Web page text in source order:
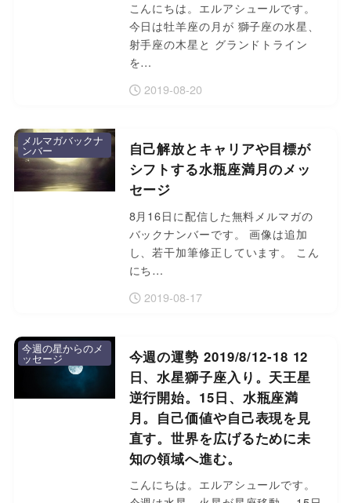
こんにちは。エルアシュールです。
今日は牡羊座の月が 獅子座の水星、
射手座の木星と グランドトライン
を…
2019-08-20
自己解放とキャリアや目標が
シフトする水瓶座満月のメッ
セージ
8月16日に配信した無料メルマガの
バックナンバーです。 画像は追加
し、若干加筆修正しています。 こん
にち…
2019-08-17
メルマガバックナ
ンバー
今週の運勢 2019/8/12-18 12
日、水星獅子座入り。天王星
逆行開始。15日、水瓶座満
月。自己価値や自己表現を見
直す。世界を広げるために未
知の領域へ進む。
こんにちは。エルアシュールです。
今週の星からのメ
ッセージ